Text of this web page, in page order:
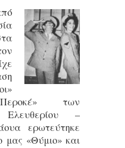
των
–
ερωτεύτηκε
«Θύμιο» και